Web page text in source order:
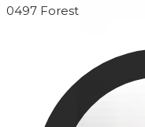
0497 Forest